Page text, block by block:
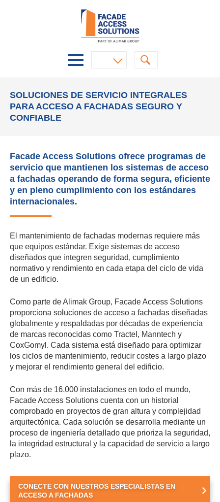
SOLUCIONES DE SERVICIO INTEGRALES
PARA ACCESO A FACHADAS SEGURO Y
CONFIABLE
Facade Access Solutions ofrece programas de
servicio que mantienen los sistemas de acceso
a fachadas operando de forma segura, eficiente
y en pleno cumplimiento con los estándares
internacionales.
El mantenimiento de fachadas modernas requiere más
que equipos estándar. Exige sistemas de acceso
diseñados que integren seguridad, cumplimiento
normativo y rendimiento en cada etapa del ciclo de vida
de un edificio.
Como parte de Alimak Group, Facade Access Solutions
proporciona soluciones de acceso a fachadas diseñadas
globalmente y respaldadas por décadas de experiencia
de marcas reconocidas como Tractel, Manntech y
CoxGomyl. Cada sistema está diseñado para optimizar
los ciclos de mantenimiento, reducir costes a largo plazo
y mejorar el rendimiento general del edificio.
Con más de 16.000 instalaciones en todo el mundo,
Facade Access Solutions cuenta con un historial
comprobado en proyectos de gran altura y complejidad
arquitectónica. Cada solución se desarrolla mediante un
proceso de ingeniería detallado que prioriza la seguridad,
la integridad estructural y la capacidad de servicio a largo
plazo.
CONECTE CON NUESTROS ESPECIALISTAS EN
ACCESO A FACHADAS